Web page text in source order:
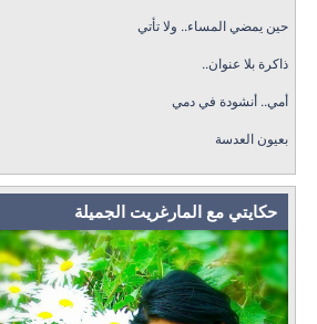
حين يمضي المساء.. ولا تأتي
ذاكرة بلا عنوان..
أمي.. أنشودة في دمي
بعيون العدسة
حكايتي مع المارغريت الجميلة